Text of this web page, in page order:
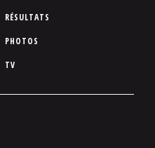
RÉSULTATS
PHOTOS
TV